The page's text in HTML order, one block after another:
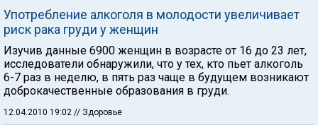
Употребление алкоголя в молодости увеличивает
риск рака груди у женщин
Изучив данные 6900 женщин в возрасте от 16 до 23 лет,
исследователи обнаружили, что у тех, кто пьет алкоголь
6-7 раз в неделю, в пять раз чаще в будущем возникают
доброкачественные образования в груди.
12.04.2010 19:02 // Здоровье